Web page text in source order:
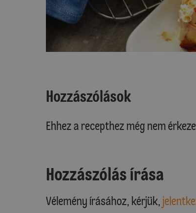
Hozzászólások
Ehhez a recepthez még nem
Hozzászólás írása
Vélemény írásához, kérjük,